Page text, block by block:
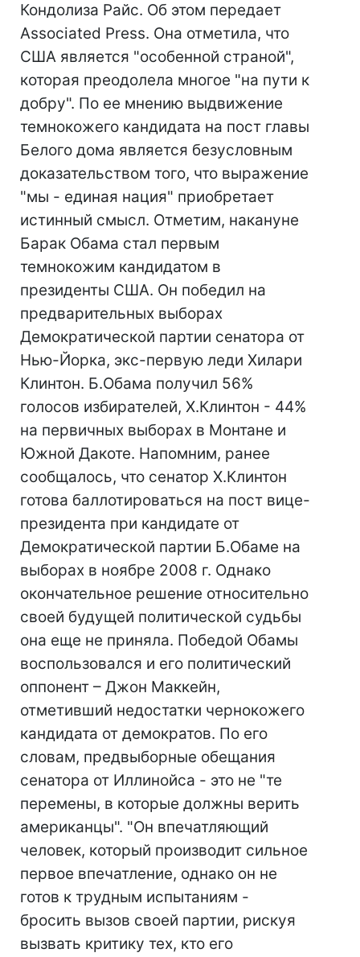
Кондолиза Райс. Об этом передает
Associated Press. Она отметила, что
США является "особенной страной",
которая преодолела многое "на пути к
добру". По ее мнению выдвижение
темнокожего кандидата на пост главы
Белого дома является безусловным
доказательством того, что выражение
"мы - единая нация" приобретает
истинный смысл. Отметим, накануне
Барак Обама стал первым
темнокожим кандидатом в
президенты США. Он победил на
предварительных выборах
Демократической партии сенатора от
Нью-Йорка, экс-первую леди Хилари
Клинтон. Б.Обама получил 56%
голосов избирателей, Х.Клинтон - 44%
на первичных выборах в Монтане и
Южной Дакоте. Напомним, ранее
сообщалось, что сенатор Х.Клинтон
готова баллотироваться на пост вице-
президента при кандидате от
Демократической партии Б.Обаме на
выборах в ноябре 2008 г. Однако
окончательное решение относительно
своей будущей политической судьбы
она еще не приняла. Победой Обамы
воспользовался и его политический
оппонент – Джон Маккейн,
отметивший недостатки чернокожего
кандидата от демократов. По его
словам, предвыборные обещания
сенатора от Иллинойса - это не "те
перемены, в которые должны верить
американцы". "Он впечатляющий
человек, который производит сильное
первое впечатление, однако он не
готов к трудным испытаниям -
бросить вызов своей партии, рискуя
вызвать критику тех, кто его